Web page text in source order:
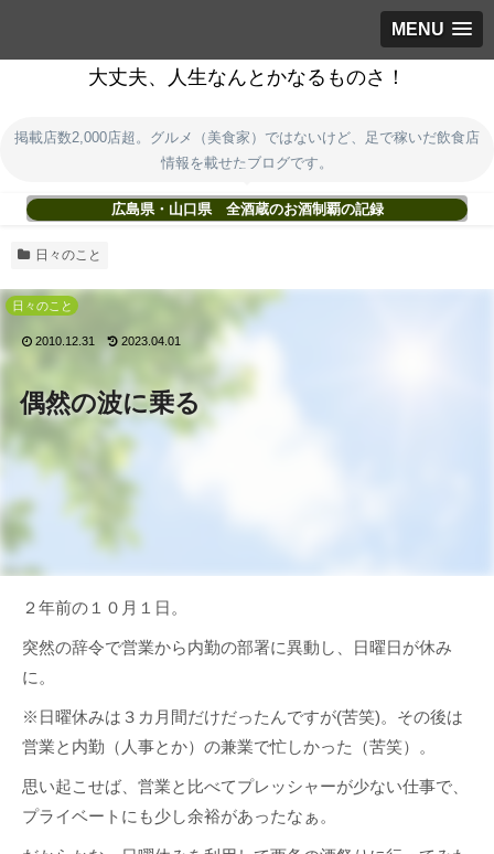
MENU
大丈夫、人生なんとかなるものさ！
掲載店数2,000店超。グルメ（美食家）ではないけど、足で稼いだ飲食店
情報を載せたブログです。
広島県・山口県 全酒蔵のお酒制覇の記録
日々のこと
偶然の波に乗る
日々のこと
2010.12.31 2023.04.01
２年前の１０月１日。
突然の辞令で営業から内勤の部署に異動し、日曜日が休み
に。
※日曜休みは３カ月間だけだったんですが(苦笑)。その後は
営業と内勤（人事とか）の兼業で忙しかった（苦笑）。
思い起こせば、営業と比べてプレッシャーが少ない仕事で、
プライベートにも少し余裕があったなぁ。